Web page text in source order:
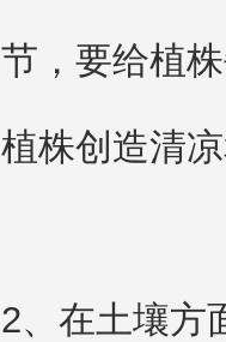
节，要给植
植株创造清
2、在土壤方